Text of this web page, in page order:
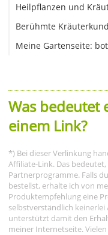
Heilpflanzen und
Berühmte
Meine Gartenseite:
Was bedeutet
einem Link?
*) Bei dieser Verlinkung
Affiliate-Link. Das
Partnerprogramme. Falls
bestellst, erhalte ich von
Produktempfehlung eine
selbstverständlich keinerlei
unterstützt damit den
meiner Internetseite. Vielen